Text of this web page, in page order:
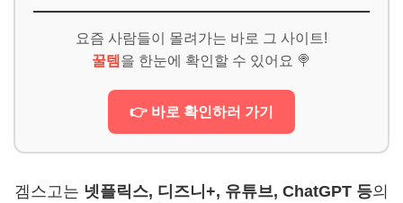
요즘 사람들이 몰려가는 바로 그 사이트!
꿀템 을 한눈에 확인할 수 있어요 🍭
👉 바로 확인하러 가기
겜스고는 넷플릭스, 디즈니+, 유튜브, ChatGPT 등의